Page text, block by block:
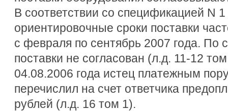
В соответствии со спецификацией N
ориентировочные сроки поставки
с февраля по сентябрь 2007 года. По
поставки не согласован (л.д. 11-12
04.08.2006 года истец платежным
перечислил на счет ответчика
рублей (л.д. 16 том 1).